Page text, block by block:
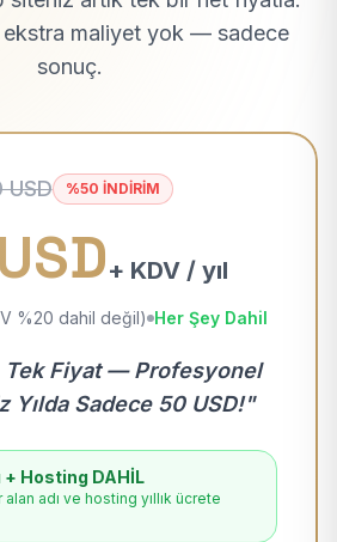
maliyet yok — sadece
sonuç.
USD %50 İNDİRİM
+ KDV / yıl
%20 dahil değil) Her Şey Dahil
Tek Fiyat — Profesyonel
Yılda Sadece 50 USD!"
+ Hosting DAHİL
alan adı ve hosting yıllık ücrete